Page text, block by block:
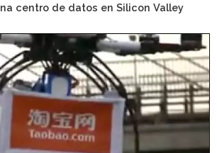
centro de datos en Silicon Valley